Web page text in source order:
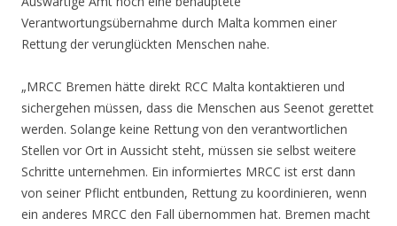
Verantwortungsübernahme durch Malta kommen einer
Rettung der verunglückten Menschen nahe.
„MRCC Bremen hätte direkt RCC Malta kontaktieren und
sichergehen müssen, dass die Menschen aus Seenot gerettet
werden. Solange keine Rettung von den verantwortlichen
Stellen vor Ort in Aussicht steht, müssen sie selbst weitere
Schritte unternehmen. Ein informiertes MRCC ist erst dann
von seiner Pflicht entbunden, Rettung zu koordinieren, wenn
ein anderes MRCC den Fall übernommen hat. Bremen macht